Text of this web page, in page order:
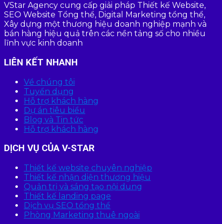
VStar Agency cung cấp giải pháp Thiết kế Website,
SEO Website Tổng thể, Digital Marketing tổng thể,
Xây dựng một thương hiệu doanh nghiệp mạnh và
bán hàng hiệu quả trên các nền tảng số cho nhiều
lĩnh vực kinh doanh
LIÊN KẾT NHANH
Về chúng tôi
Tuyển dụng
Hỗ trợ khách hàng
Dự án tiêu biểu
Blog và Tin tức
Hỗ trợ khách hàng
DỊCH VỤ CỦA V-STAR
Thiết kế website chuyên nghiệp
Thiết kế nhận diện thương hiệu
Quản trị và sáng tạo nội dung
Thiết kế landing page
Dịch vụ SEO tổng thể
Phòng Marketing thuê ngoài